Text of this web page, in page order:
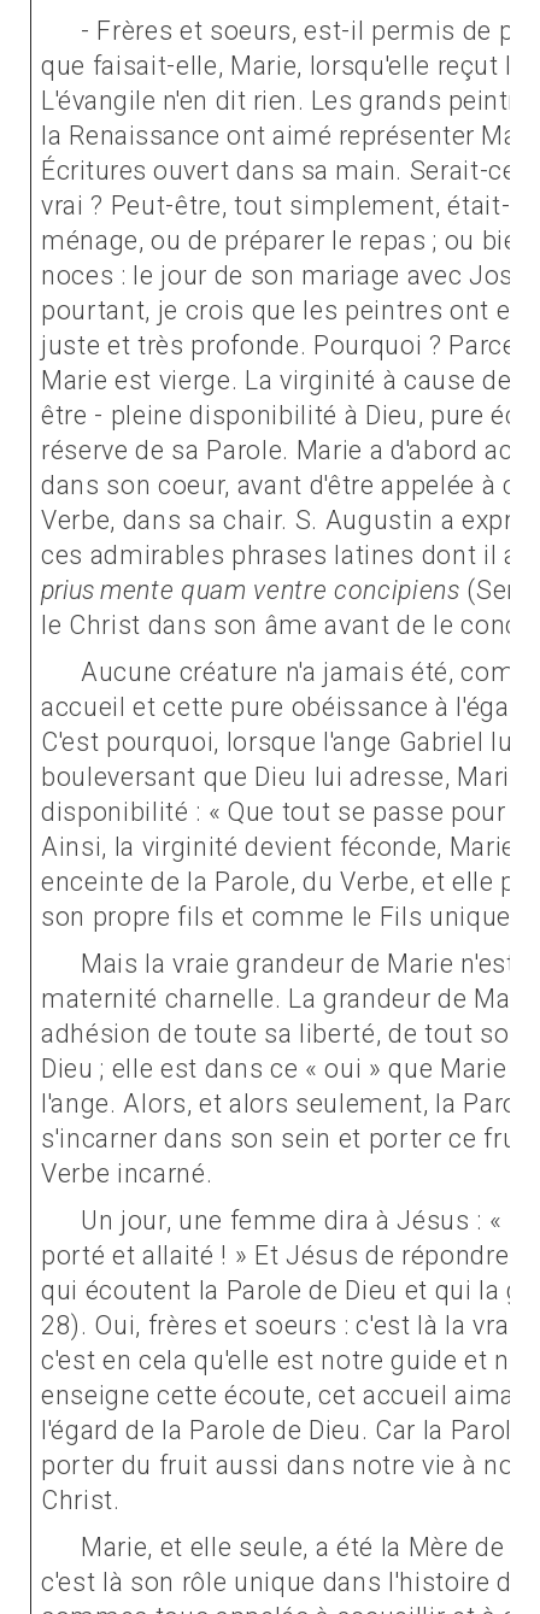
- Frères et soeurs, est-il permis de
que faisait-elle, Marie, lorsqu'elle reçut
L'évangile n'en dit rien. Les grands
la Renaissance ont aimé représenter
Écritures ouvert dans sa main. Serait-ce
vrai ? Peut-être, tout simplement, était-
ménage, ou de préparer le repas ; ou
noces : le jour de son mariage avec
pourtant, je crois que les peintres ont eu
juste et très profonde. Pourquoi ? Parce
Marie est vierge. La virginité à cause de
être - pleine disponibilité à Dieu, pure
réserve de sa Parole. Marie a d'abord
dans son coeur, avant d'être appelée à
Verbe, dans sa chair. S. Augustin a
ces admirables phrases latines dont il
prius mente quam ventre concipiens
le Christ dans son âme avant de le
Aucune créature n'a jamais été,
accueil et cette pure obéissance à l'égard
C'est pourquoi, lorsque l'ange Gabriel lui
bouleversant que Dieu lui adresse, Marie
disponibilité : « Que tout se passe pour
Ainsi, la virginité devient féconde, Marie
enceinte de la Parole, du Verbe, et elle
son propre fils et comme le Fils unique
Mais la vraie grandeur de Marie n'est
maternité charnelle. La grandeur de
adhésion de toute sa liberté, de tout son
Dieu ; elle est dans ce « oui » que Marie
l'ange. Alors, et alors seulement, la
s'incarner dans son sein et porter ce
Verbe incarné.
Un jour, une femme dira à Jésus : «
porté et allaité ! » Et Jésus de répondre :
qui écoutent la Parole de Dieu et qui la
28). Oui, frères et soeurs : c'est là la
c'est en cela qu'elle est notre guide et
enseigne cette écoute, cet accueil
l'égard de la Parole de Dieu. Car la
porter du fruit aussi dans notre vie à
Christ.
Marie, et elle seule, a été la Mère de
c'est là son rôle unique dans l'histoire du